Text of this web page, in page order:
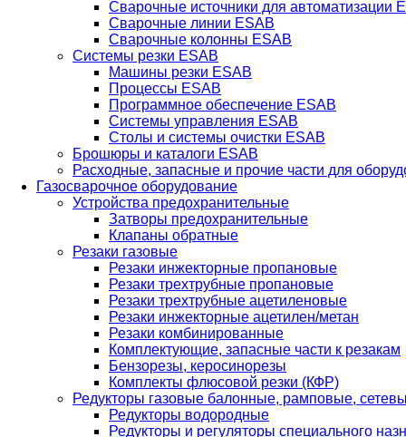
Сварочные источники для автоматизации
Сварочные линии ESAB
Сварочные колонны ESAB
Системы резки ESAB
Машины резки ESAB
Процессы ESAB
Программное обеспечение ESAB
Системы управления ESAB
Столы и системы очистки ESAB
Брошюры и каталоги ESAB
Расходные, запасные и прочие части для
Газосварочное оборудование
Устройства предохранительные
Затворы предохранительные
Клапаны обратные
Резаки газовые
Резаки инжекторные пропановые
Резаки трехтрубные пропановые
Резаки трехтрубные ацетиленовые
Резаки инжекторные ацетилен/метан
Резаки комбинированные
Комплектующие, запасные части к резакам
Бензорезы, керосинорезы
Комплекты флюсовой резки (КФР)
Редукторы газовые балонные, рамповые,
Редукторы водородные
Редукторы и регуляторы специального